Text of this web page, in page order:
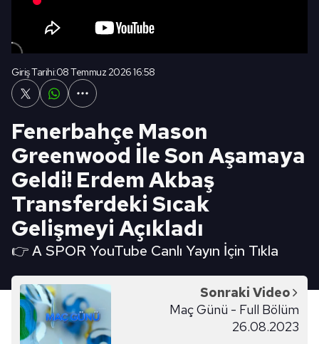
Giriş Tarihi:08 Temmuz 2026 16:58
Fenerbahçe Mason
Greenwood İle Son Aşamaya
Geldi! Erdem Akbaş
Transferdeki Sıcak
Gelişmeyi Açıkladı
👉 A SPOR YouTube Canlı Yayın İçin Tıkla
Sonraki Video
Maç Günü - Full Bölüm
26.08.2023